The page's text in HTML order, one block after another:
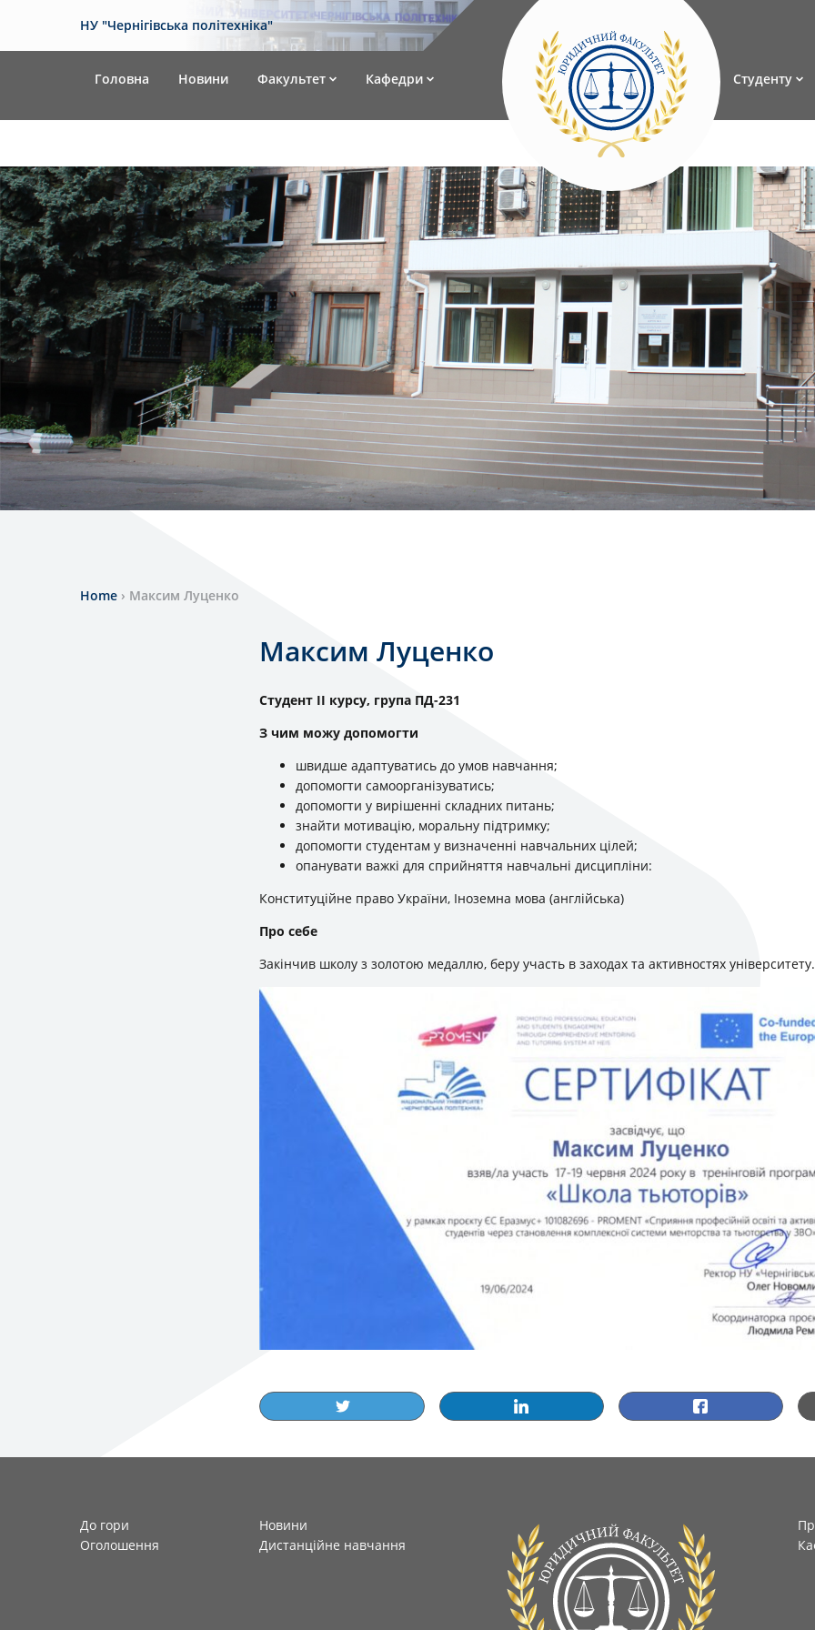
НУ "Чернігівська політехніка"
Головна Новини Факультет Кафедри Студенту
Home › Максим Луценко
Максим Луценко
Студент ІІ курсу, група ПД-231
З чим можу допомогти
швидше адаптуватись до умов навчання;
допомогти самоорганізуватись;
допомогти у вирішенні складних питань;
знайти мотивацію, моральну підтримку;
допомогти студентам у визначенні навчальних цілей;
опанувати важкі для сприйняття навчальні дисципліни:
Конституційне право України, Іноземна мова (англійська)
Про себе
Закінчив школу з золотою медаллю, беру участь в заходах та активностях університету.
До гори
Новини
Оголошення
Дистанційне навчання